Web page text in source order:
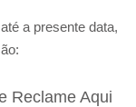
a presente data,
Reclame Aqui